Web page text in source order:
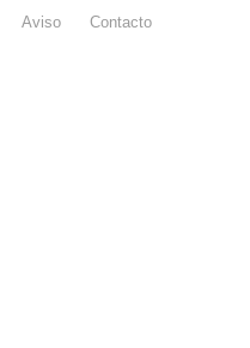
Nacional de
Seguridad
Aviso legalContacto